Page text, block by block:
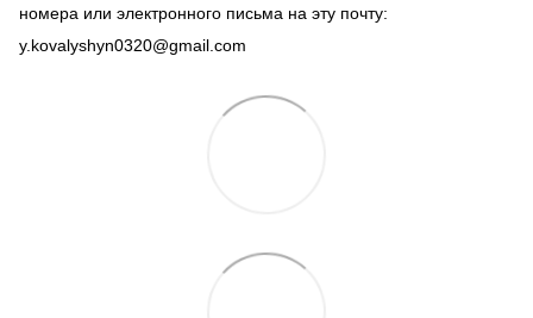
номера или электронного письма на эту почту:
y.kovalyshyn0320@gmail.com